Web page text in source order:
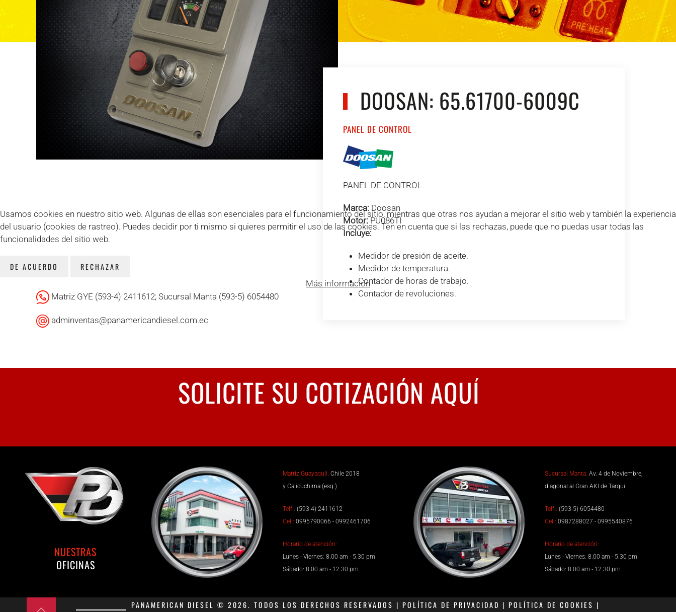
Matriz GYE (593-4) 2411612; Sucursal Manta (593-5) 6054480
adminventas@panamericandiesel.com.ec
DOOSAN: 65.61700-6009C
PANEL DE CONTROL
PANEL DE CONTROL
Marca: Doosan
Motor:PU086TI
Incluye:
Medidor de presión de aceite.
Medidor de temperatura.
Contador de horas de trabajo.
Contador de revoluciones.
SOLICITE SU COTIZACIÓN AQUÍ
NUESTRAS
OFICINAS
Matriz Guayaquil: Chile 2018
y Calicuchima (esq.)
Telf.: (593-4) 2411612
Cel.: 0995790066 - 0992461706
Horario de atención:
Lunes - Viernes: 8.00 am - 5.30 pm
Sábado: 8.00 am - 12.30 pm
Sucursal Manta: Av. 4 de Noviembre,
diagonal al Gran AKI de Tarqui.
Telf.: (593-5) 6054480
Cel.: 0987288027 - 0995540876
Horario de atención:
Lunes - Viernes: 8.00 am - 5.30 pm
Sábado: 8.00 am - 12.30 pm
PANAMERICAN DIESEL © 2026. TODOS LOS DERECHOS RESERVADOS | POLÍTICA DE PRIVACIDAD | POLÍTICA DE COOKIES |
Usamos cookies en nuestro sitio web. Algunas de ellas son esenciales para el funcionamiento del sitio, mientras que otras nos ayudan a mejorar el sitio web y también la experiencia
del usuario (cookies de rastreo). Puedes decidir por ti mismo si quieres permitir el uso de las cookies. Ten en cuenta que si las rechazas, puede que no puedas usar todas las
funcionalidades del sitio web.
DE ACUERDO RECHAZAR
Más información